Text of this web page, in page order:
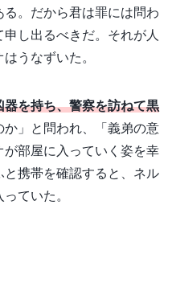
。だから君は罪には問わ
し出るべきだ。それが人
うなずいた。
を持ち、警察を訪ねて黒
か」と問われ、「義弟の意
部屋に入っていく姿を幸
携帯を確認すると、ネル
ていた。